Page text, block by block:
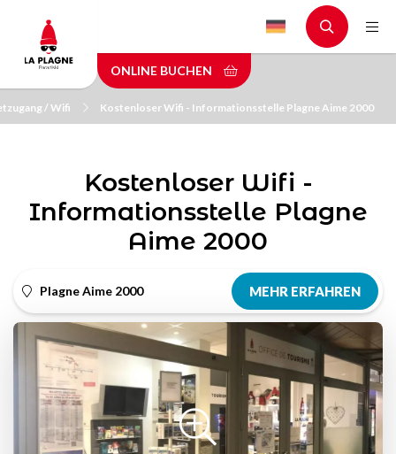
main
content
ONLINE BUCHEN
/ Wifi Kostenloser Wifi - Informationsstelle Plagne Aime 2000
Kostenloser Wifi -
Informationsstelle Plagne
Aime 2000
Plagne Aime 2000 MEHR ERFAHREN